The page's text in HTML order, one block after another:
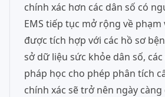
chính xác hơn các dân số có
EMS tiếp tục mở rộng về phạm
được tích hợp với các hồ sơ
sở dữ liệu sức khỏe dân số,
pháp học cho phép phân tích
chính xác sẽ trở nên ngày càng